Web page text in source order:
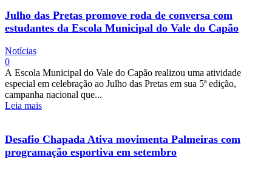
Julho das Pretas promove roda de conversa com
estudantes da Escola Municipal do Vale do Capão
Notícias
0
A Escola Municipal do Vale do Capão realizou uma atividade
especial em celebração ao Julho das Pretas em sua 5ª edição,
campanha nacional que...
Leia mais
Desafio Chapada Ativa movimenta Palmeiras com
programação esportiva em setembro